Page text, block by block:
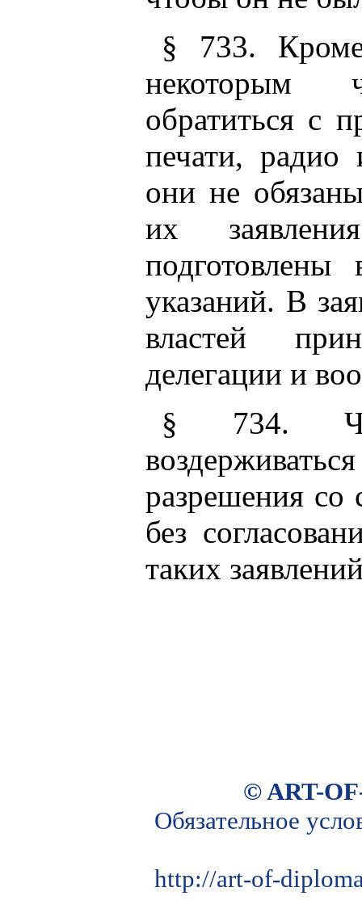
§ 733.
некоторым
обратиться с
печати, радио
они не
их
указаний. В
властей
делегации и
§ 734.
разрешения со
без
таких
© ART-
Обязательное
http://art-of-